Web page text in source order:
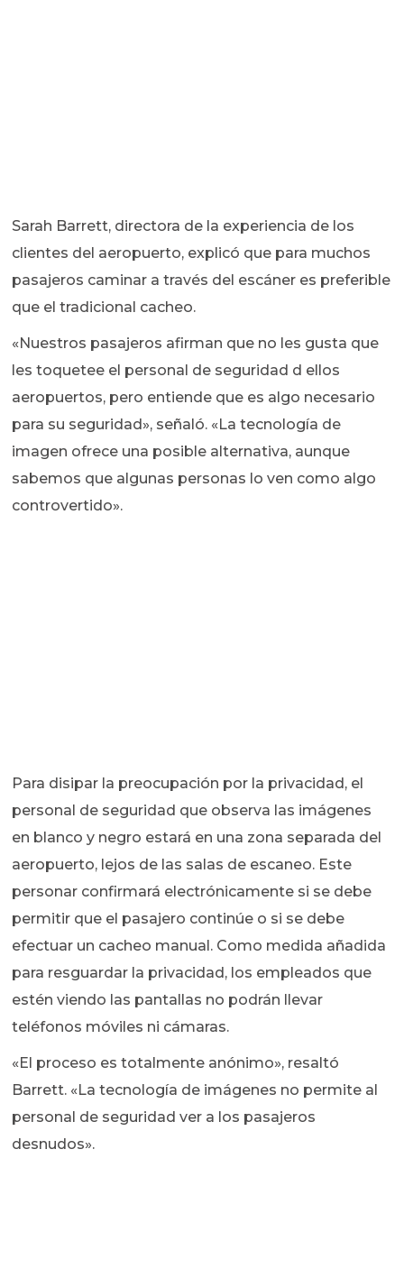
Sarah Barrett, directora de la experiencia de los
clientes del aeropuerto, explicó que para muchos
pasajeros caminar a través del escáner es preferible
que el tradicional cacheo.
«Nuestros pasajeros afirman que no les gusta que
les toquetee el personal de seguridad d ellos
aeropuertos, pero entiende que es algo necesario
para su seguridad», señaló. «La tecnología de
imagen ofrece una posible alternativa, aunque
sabemos que algunas personas lo ven como algo
controvertido».
Para disipar la preocupación por la privacidad, el
personal de seguridad que observa las imágenes
en blanco y negro estará en una zona separada del
aeropuerto, lejos de las salas de escaneo. Este
personar confirmará electrónicamente si se debe
permitir que el pasajero continúe o si se debe
efectuar un cacheo manual. Como medida añadida
para resguardar la privacidad, los empleados que
estén viendo las pantallas no podrán llevar
teléfonos móviles ni cámaras.
«El proceso es totalmente anónimo», resaltó
Barrett. «La tecnología de imágenes no permite al
personal de seguridad ver a los pasajeros
desnudos».